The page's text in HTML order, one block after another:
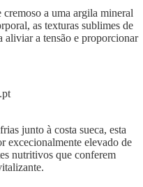
a uma argila mineral
as texturas sublimes de
aliviar a tensão e proporcionar
junto à costa sueca, esta
excecionalmente elevado de
nutritivos que conferem